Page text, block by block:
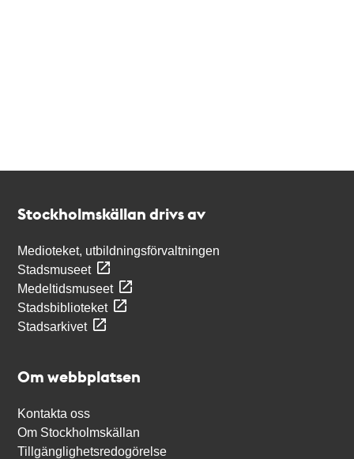
Stockholmskällan drivs av
Medioteket, utbildningsförvaltningen
Stadsmuseet
Medeltidsmuseet
Stadsbiblioteket
Stadsarkivet
Om webbplatsen
Kontakta oss
Om Stockholmskällan
Tillgänglighetsredogörelse